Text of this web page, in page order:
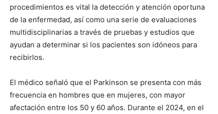
procedimientos es vital la detección y atención oportuna
de la enfermedad, así como una serie de evaluaciones
multidisciplinarias a través de pruebas y estudios que
ayudan a determinar si los pacientes son idóneos para
recibirlos.
El médico señaló que el Parkinson se presenta con más
frecuencia en hombres que en mujeres, con mayor
afectación entre los 50 y 60 años. Durante el 2024, en el